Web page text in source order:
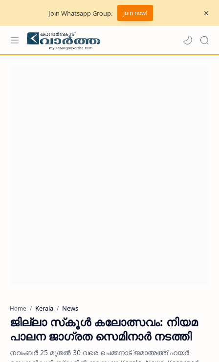
Join Whatsapp Group. Join now!
Home Kerala News
ജില്ലാ സ്‌കൂള്‍ കലോത്സവം: നിയമ
പാലന ജാഗ്രത സെമിനാര്‍ നടത്തി
നവംബര്‍ 25 മുതല്‍ 30 വരെ ചെമ്മനാട് ജമാഅത്ത് ഹയര്‍